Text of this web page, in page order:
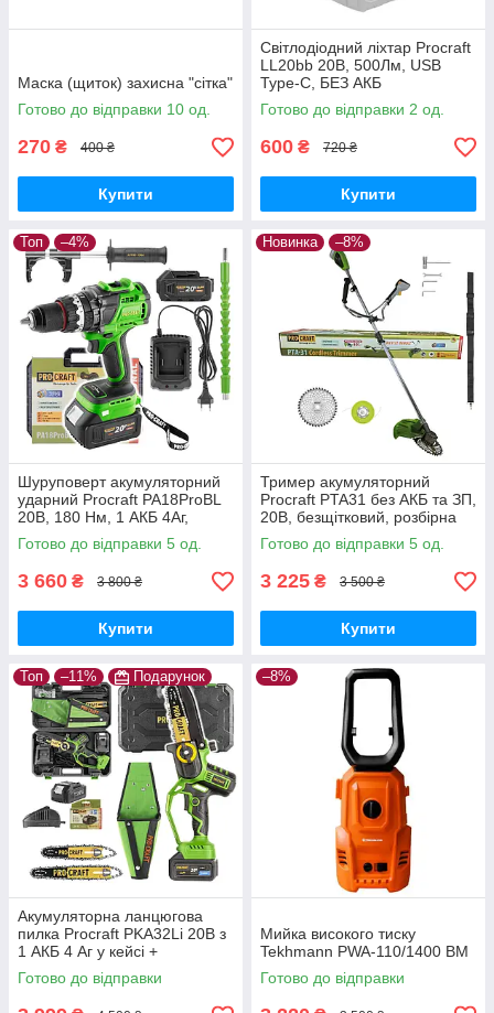
Маска (щиток) захисна "сітка"
Готово до відправки 10 од.
270 ₴ 400 ₴
Купити
Світлодіодний ліхтар Procraft
LL20bb 20В, 500Лм, USB
Type-C, БЕЗ АКБ
Готово до відправки 2 од.
600 ₴ 720 ₴
Купити
Топ –4%
Шуруповерт акумуляторний
ударний Procraft PA18ProBL
20В, 180 Нм, 1 АКБ 4Аг,
зарядний 2А, кейс,
безщітковий дриль-
Готово до відправки 5 од.
3 660 ₴ 3 800 ₴
Купити
Новинка –8%
Тример акумуляторний
Procraft PTA31 без АКБ та ЗП,
20В, безщітковий, розбірна
штанга, велосипедна ручка
Готово до відправки 5 од.
3 225 ₴ 3 500 ₴
Купити
Топ –11% Подарунок
Акумуляторна ланцюгова
пилка Procraft PKA32Li 20В з
1 АКБ 4 Аг у кейсі +
додатковий АКБ 4 Аг Type-C,
2 шини 6"/8"
Готово до відправки
–8%
Мийка високого тиску
Tekhmann PWA-110/1400 BM
Готово до відправки